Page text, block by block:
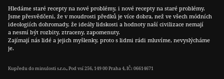
Hledáme staré recepty na nové problémy, i nové recepty na staré problémy.
Jsme přesvědčeni, že v moudrosti předků je více dobra, než ve všech módních
ideologiích dohromady, že ideály lidskosti a hodnoty naší civilizace nemají
a nesmí být rozbity, ztraceny, zapomenuty.
Zajímají nás lidé a jejich myšlenky, proto s lidmi rádi mluvíme, nevyslýcháme
je.
Kupředu do minulosti s.r.o., Pod vsí 256, 149 00 Praha 4, IČ: 06614671